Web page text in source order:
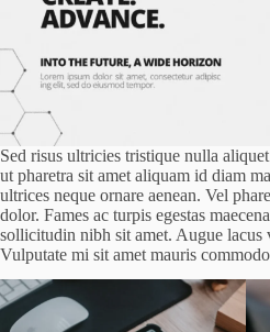
Sed risus ultricies tristique nulla
ut pharetra sit amet aliquam id diam
ultrices neque ornare aenean. Vel
dolor. Fames ac turpis egestas
sollicitudin nibh sit amet. Augue lacus
Vulputate mi sit amet mauris